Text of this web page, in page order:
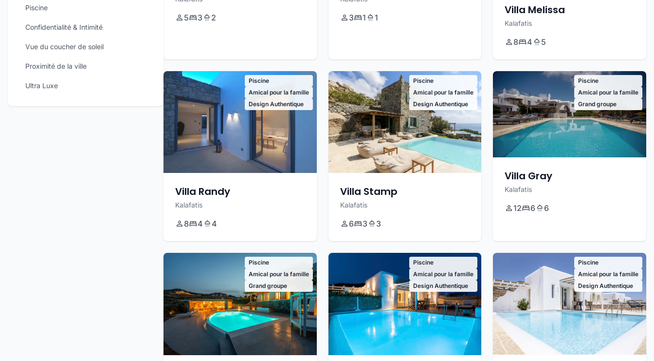
Piscine
Confidentialité & Intimité
Vue du coucher de soleil
Proximité de la ville
Ultra Luxe
5 3 2 3 1 1
Villa Melissa
Kalafatis
8 4 5
Piscine
Amical pour la famille
Design Authentique
Villa Randy
Kalafatis
8 4 4
Piscine
Amical pour la famille
Design Authentique
Villa Stamp
Kalafatis
6 3 3
Piscine
Amical pour la famille
Grand groupe
Villa Gray
Kalafatis
12 6 6
Piscine
Amical pour la famille
Grand groupe
Piscine
Amical pour la famille
Design Authentique
Piscine
Amical pour la famille
Design Authentique